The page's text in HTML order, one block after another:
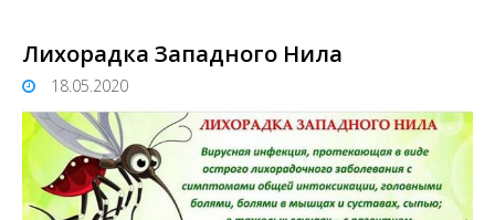
Лихорадка Западного Нила
18.05.2020